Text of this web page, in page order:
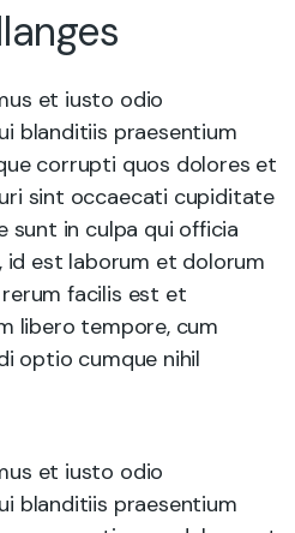
et iusto odio
blanditiis praesentium
corrupti quos dolores et
sint occaecati cupiditate
sunt in culpa qui officia
id est laborum et dolorum
facilis est et
libero tempore, cum
optio cumque nihil
et iusto odio
blanditiis praesentium